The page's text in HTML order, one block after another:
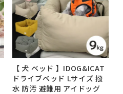
【 犬 ベッド 】IDOG&ICAT
ドライブベッド Lサイズ 撥
水 防汚 避難用 アイドッグ